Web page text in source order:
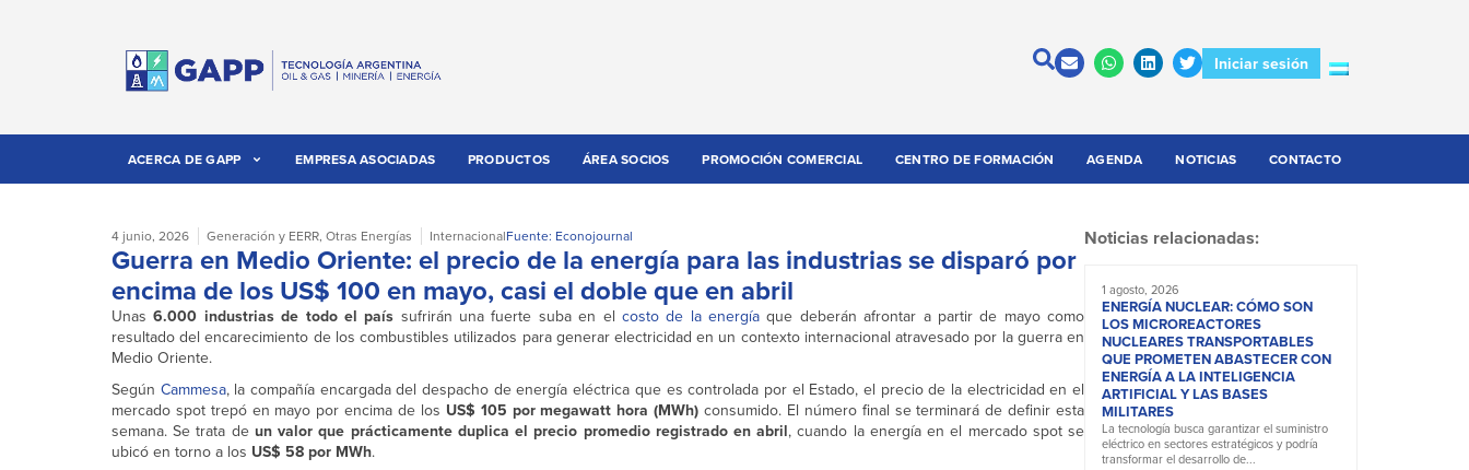
Iniciar sesión
ACERCA DE GAPP EMPRESA ASOCIADAS PRODUCTOS ÁREA SOCIOS PROMOCIÓN COMERCIAL CENTRO DE FORMACIÓN AGENDA NOTICIAS CONTACTO
4 junio, 2026 Generación y EERR, Otras Energías InternacionalFuente: Econojournal
Guerra en Medio Oriente: el precio de la energía para las industrias se disparó por
encima de los US$ 100 en mayo, casi el doble que en abril
Unas6.000 industrias de todo el país sufrirán una fuerte suba en el costo de la energía que deberán afrontar a partir de mayo como
resultado del encarecimiento de los combustibles utilizados para generar electricidad en un contexto internacional atravesado por la guerra en
Medio Oriente.
Según Cammesa, la compañía encargada del despacho de energía eléctrica que es controlada por el Estado, el precio de la electricidad en el
mercado spot trepó en mayo por encima de los US$ 105 por megawatt hora (MWh) consumido. El número final se terminará de definir esta
semana. Se trata de un valor que prácticamente duplica el precio promedio registrado en abril, cuando la energía en el mercado spot se
ubicó en torno a los US$ 58 por MWh.
Noticias relacionadas:
1 agosto, 2026
ENERGÍA NUCLEAR: CÓMO SON
LOS MICROREACTORES
NUCLEARES TRANSPORTABLES
QUE PROMETEN ABASTECER CON
ENERGÍA A LA INTELIGENCIA
ARTIFICIAL Y LAS BASES
MILITARES
La tecnología busca garantizar el suministro
eléctrico en sectores estratégicos y podría
transformar el desarrollo de...